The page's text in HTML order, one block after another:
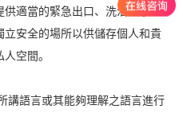
適當的緊急出口、洗浴熱水、
安全的場所以供儲存個人和貴
空間。
語言或其能夠理解之語言進行